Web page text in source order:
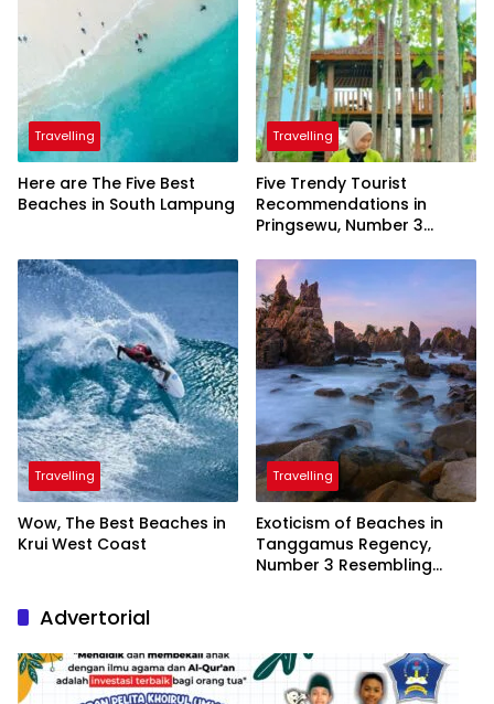
Travelling
Here are The Five Best
Beaches in South Lampung
Travelling
Five Trendy Tourist
Recommendations in
Pringsewu, Number 3
President
Travelling
Wow, The Best Beaches in
Krui West Coast
Travelling
Exoticism of Beaches in
Tanggamus Regency,
Number 3 Resembling
Advertorial